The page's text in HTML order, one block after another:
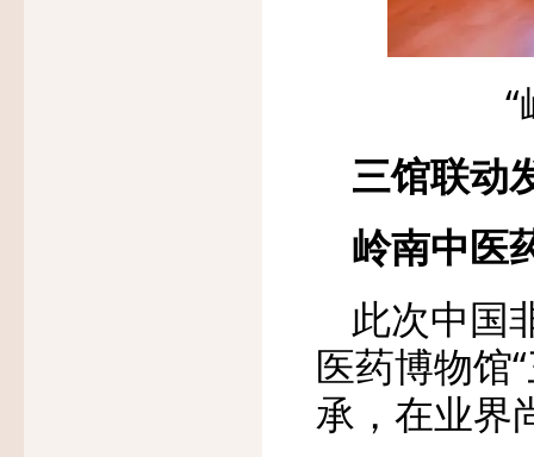
三馆联动
岭南中医
此次中国
医药博物馆
承，在业界